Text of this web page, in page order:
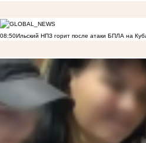
08:50Ильский НПЗ горит после атаки БПЛА на